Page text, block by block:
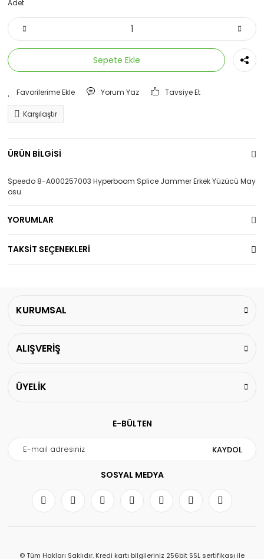
Adet
Sepete Ekle
Yorum Yaz Tavsiye Et
Karşılaştır
ÜRÜN BİLGİSİ
Speedo 8-A000257003 Hyperboom Splice Jammer Erkek Yüzücü May
osu
YORUMLAR
TAKSİT SEÇENEKLERİ
KURUMSAL
ALIŞVERİŞ
ÜYELİK
E-BÜLTEN
KAYDOL
SOSYAL MEDYA
© Tüm Hakları Saklıdır. Kredi kartı bilgileriniz 256bit SSL sertifikası ile